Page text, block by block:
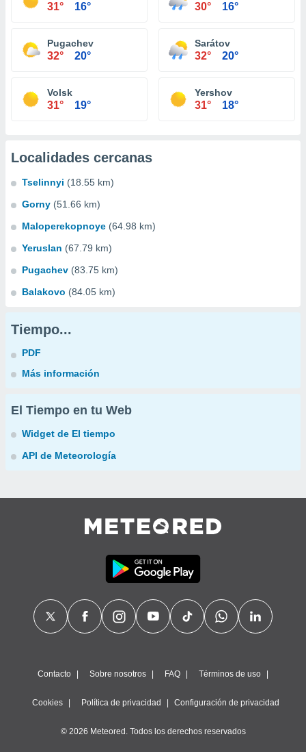
31° 16° 30° 16°
Pugachev
32° 20°
Sarátov
32° 20°
Volsk
31° 19°
Yershov
31° 18°
Localidades cercanas
Tselinnyi (18.55 km)
Gorny (51.66 km)
Maloperekopnoye (64.98 km)
Yeruslan (67.79 km)
Pugachev (83.75 km)
Balakovo (84.05 km)
Tiempo...
PDF
Más información
El Tiempo en tu Web
Widget de El tiempo
API de Meteorología
Contacto Sobre nosotros FAQ Términos de uso
Cookies Política de privacidad Configuración de privacidad
© 2026 Meteored. Todos los derechos reservados